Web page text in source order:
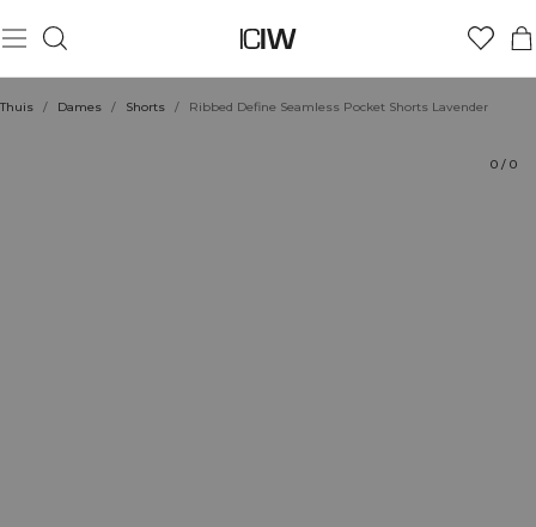
Thuis / Dames / Shorts / Ribbed Define Seamless Pocket Shorts Lavender
0 / 0